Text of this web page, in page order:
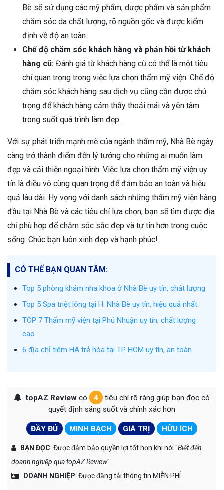
Bè sẽ sử dụng các mỹ phẩm, dược phẩm và sản phẩm
chăm sóc da chất lượng, rõ nguồn gốc và được kiểm
định về độ an toàn.
Chế độ chăm sóc khách hàng và phản hồi từ khách
hàng cũ: Đánh giá từ khách hàng cũ có thể là một tiêu
chí quan trọng trong việc lựa chọn thẩm mỹ viện. Chế độ
chăm sóc khách hàng sau dịch vụ cũng cần được chú
trọng để khách hàng cảm thấy thoải mái và yên tâm
trong suốt quá trình làm đẹp.
Với sự phát triển mạnh mẽ của ngành thẩm mỹ, Nhà Bè ngày
càng trở thành điểm đến lý tưởng cho những ai muốn làm
đẹp và cải thiện ngoại hình. Việc lựa chọn thẩm mỹ viện uy
tín là điều vô cùng quan trọng để đảm bảo an toàn và hiệu
quả lâu dài. Hy vọng với danh sách những thẩm mỹ viện hàng
đầu tại Nhà Bè và các tiêu chí lựa chọn, bạn sẽ tìm được địa
chỉ phù hợp để chăm sóc sắc đẹp và tự tin hơn trong cuộc
sống. Chúc bạn luôn xinh đẹp và hạnh phúc!
CÓ THỂ BẠN QUAN TÂM:
Top 5 phòng khám nha khoa ở Nhà Bè uy tín, chất lượng
Top 5 Spa triệt lông tại H. Nhà Bè uy tín, hiệu quả nhất
TOP 7 Thẩm mỹ viện tại Phú Nhuận uy tín, chất lượng
cao
6 địa chỉ tiêm HA trẻ hóa tại TP HCM uy tín, an toàn
topAZ Reviewcó 4
tiêu chí rõ ràng giúp bạn đọc có
quyết định sáng suốt và chính xác hơn
ĐẦY ĐỦ MINH BẠCH GIÁ TRỊ HỮU ÍCH
BẠN ĐỌC: Được đảm bảo quyền lợi tốt hơn khi nói "Biết đến
doanh nghiệp qua topAZ Review"
DOANH NGHIỆP: Được đăng tải thông tin MIỄN PHÍ.